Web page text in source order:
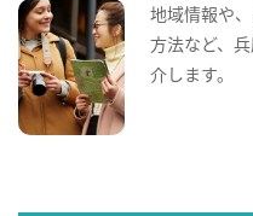
地域情報や
方法など、
介します。